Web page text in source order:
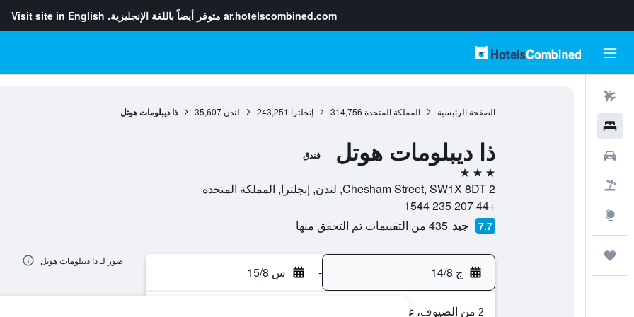
ar.hotelscombined.com متوفر أيضاً باللغة الإنجليزية. Visit site in English
الصفحة الرئيسية المملكة المتحدة 314,756 إنجلترا 243,251 لندن 35,607 ذا ديبلومات هوتل
ذا ديبلومات هوتل فندق
3 نجوم
2 Chesham Street, SW1X 8DT, لندن, إنجلترا, المملكة المتحدة
+44 207 235 1544
7.7 جيد 435 من التقييمات تم التحقق منها
ج 14/8 - س 15/8
2 من الضيوف، غرفة واحدة
صور لـ ذا ديبلومات هوتل